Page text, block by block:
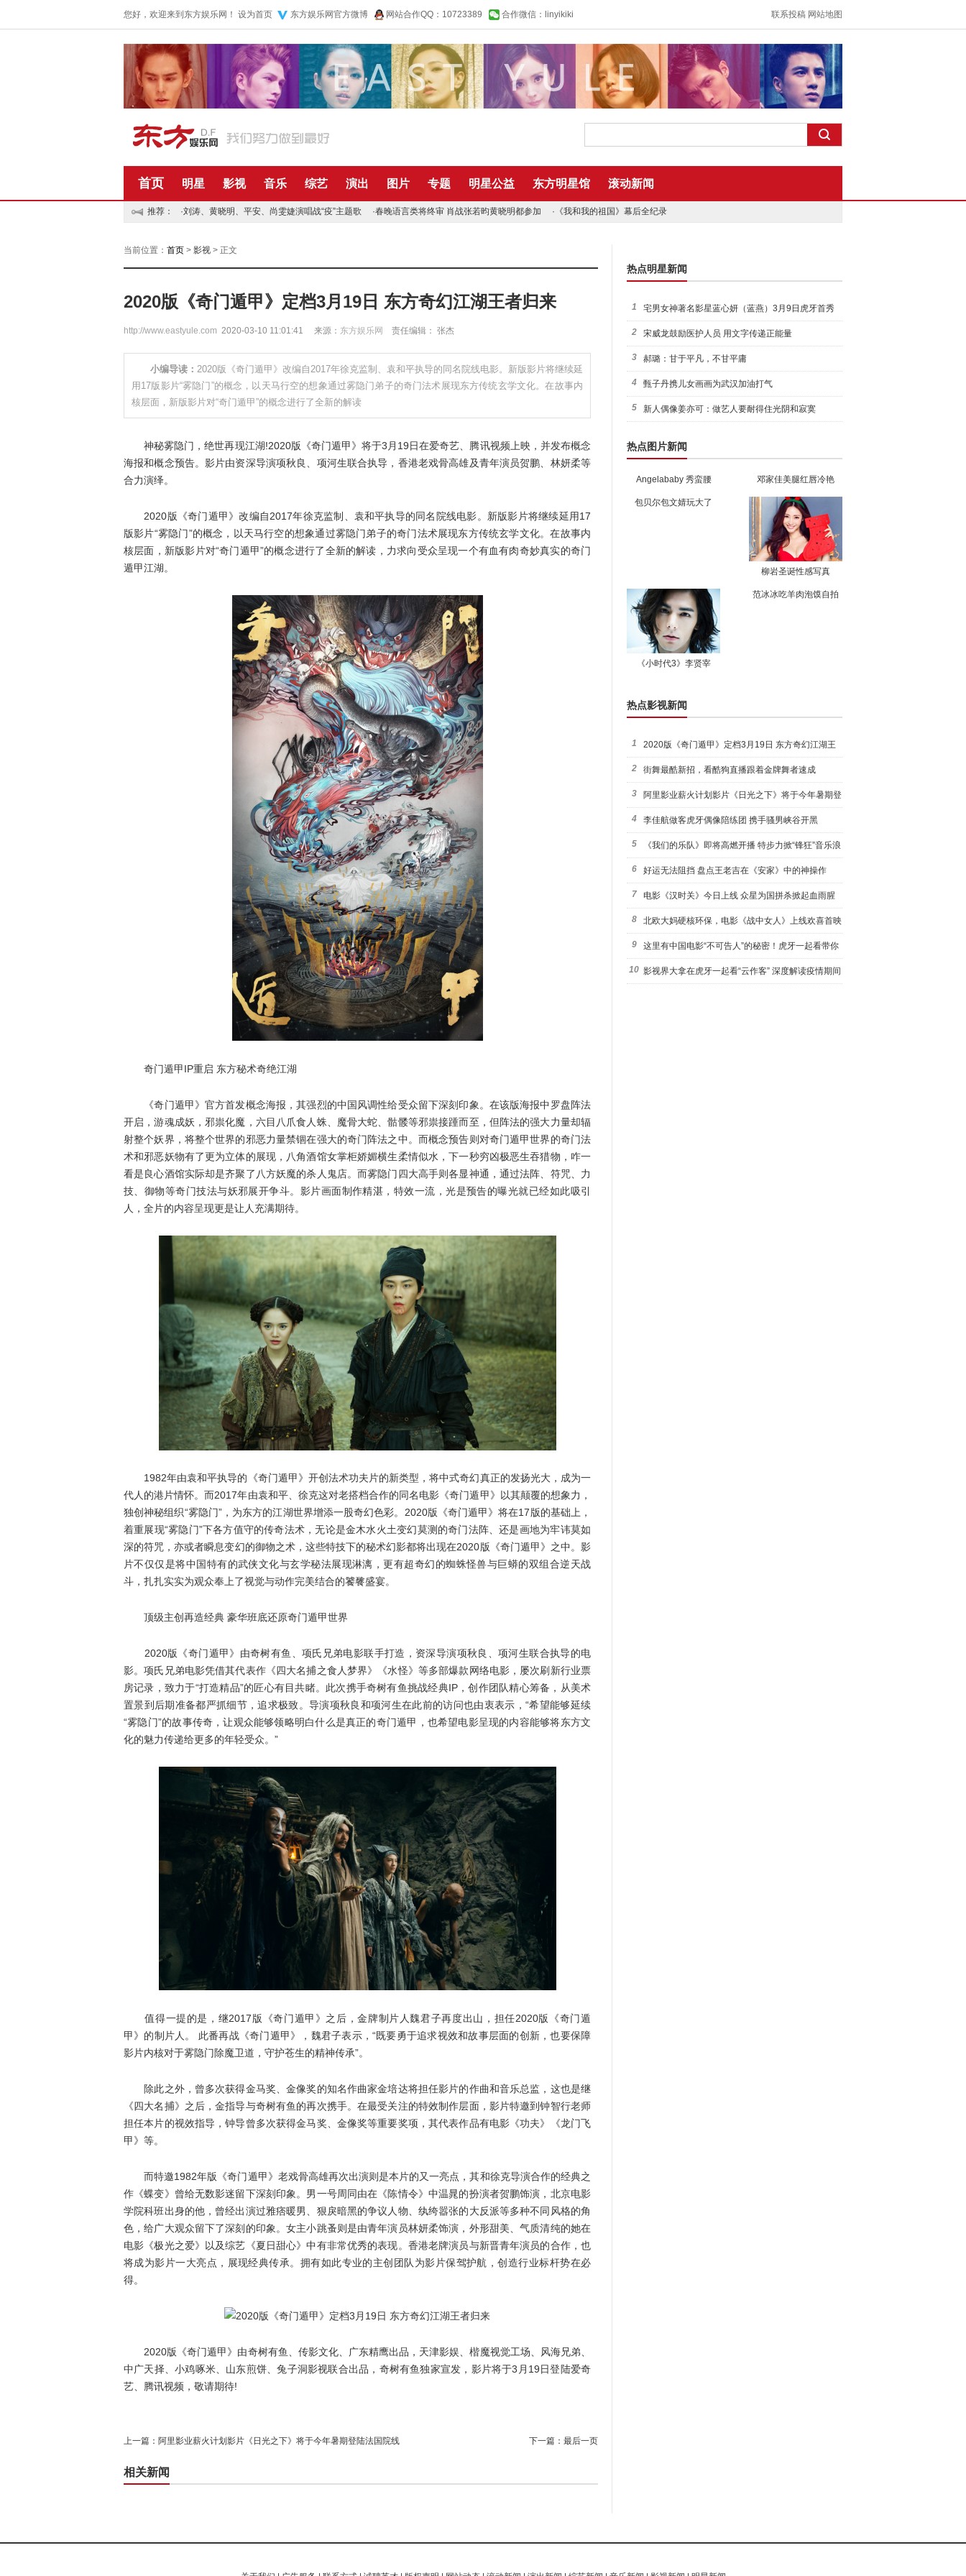
您好，欢迎来到东方娱乐网！ 设为首页 东方娱乐网官方微博 网站合作QQ：10723389 合作微信：linyikiki 联系投稿 网站地图
首页 明星 影视 音乐 综艺 演出 图片 专题 明星公益 东方明星馆 滚动新闻
推荐： ·刘涛、黄晓明、平安、尚雯婕演唱战“疫”主题歌 ·春晚语言类将终审 肖战张若昀黄晓明都参加 · 《我和我的祖国》幕后全纪录
当前位置： 首页 > 影视 > 正文
2020版《奇门遁甲》定档3月19日 东方奇幻江湖王者归来
http://www.eastyule.com 2020-03-10 11:01:41 来源： 东方娱乐网 责任编辑： 张杰
小编导读： 2020版《奇门遁甲》改编自2017年徐克监制、袁和平执导的同名院线电影。新版影片将继续延
用17版影片“雾隐门”的概念，以天马行空的想象通过雾隐门弟子的奇门法术展现东方传统玄学文化。在故事内
核层面，新版影片对“奇门遁甲”的概念进行了全新的解读
神秘雾隐门，绝世再现江湖!2020版《奇门遁甲》将于3月19日在爱奇艺、腾讯视频上映，并发布概念
海报和概念预告。影片由资深导演项秋良、项河生联合执导，香港老戏骨高雄及青年演员贺鹏、林妍柔等
合力演绎。
2020版《奇门遁甲》改编自2017年徐克监制、袁和平执导的同名院线电影。新版影片将继续延用17
版影片“雾隐门”的概念，以天马行空的想象通过雾隐门弟子的奇门法术展现东方传统玄学文化。在故事内
核层面，新版影片对“奇门遁甲”的概念进行了全新的解读，力求向受众呈现一个有血有肉奇妙真实的奇门
遁甲江湖。
奇门遁甲IP重启 东方秘术奇绝江湖
《奇门遁甲》官方首发概念海报，其强烈的中国风调性给受众留下深刻印象。在该版海报中罗盘阵法
开启，游魂成妖，邪祟化魔，六目八爪食人蛛、魔骨大蛇、骷髅等邪祟接踵而至，但阵法的强大力量却辐
射整个妖界，将整个世界的邪恶力量禁锢在强大的奇门阵法之中。而概念预告则对奇门遁甲世界的奇门法
术和邪恶妖物有了更为立体的展现，八角酒馆女掌柜娇媚横生柔情似水，下一秒穷凶极恶生吞猎物，咋一
看是良心酒馆实际却是齐聚了八方妖魔的杀人鬼店。而雾隐门四大高手则各显神通，通过法阵、符咒、力
技、御物等奇门技法与妖邪展开争斗。影片画面制作精湛，特效一流，光是预告的曝光就已经如此吸引
人，全片的内容呈现更是让人充满期待。
1982年由袁和平执导的《奇门遁甲》开创法术功夫片的新类型，将中式奇幻真正的发扬光大，成为一
代人的港片情怀。而2017年由袁和平、徐克这对老搭档合作的同名电影《奇门遁甲》以其颠覆的想象力，
独创神秘组织“雾隐门”，为东方的江湖世界增添一股奇幻色彩。2020版《奇门遁甲》将在17版的基础上，
着重展现“雾隐门”下各方值守的传奇法术，无论是金木水火土变幻莫测的奇门法阵、还是画地为牢讳莫如
深的符咒，亦或者瞬息变幻的御物之术，这些特技下的秘术幻影都将出现在2020版《奇门遁甲》之中。影
片不仅仅是将中国特有的武侠文化与玄学秘法展现淋漓，更有超奇幻的蜘蛛怪兽与巨蟒的双组合逆天战
斗，扎扎实实为观众奉上了视觉与动作完美结合的饕餮盛宴。
顶级主创再造经典 豪华班底还原奇门遁甲世界
2020版《奇门遁甲》由奇树有鱼、项氏兄弟电影联手打造，资深导演项秋良、项河生联合执导的电
影。项氏兄弟电影凭借其代表作《四大名捕之食人梦界》《水怪》等多部爆款网络电影，屡次刷新行业票
房记录，致力于“打造精品”的匠心有目共睹。此次携手奇树有鱼挑战经典IP，创作团队精心筹备，从美术
置景到后期准备都严抓细节，追求极致。导演项秋良和项河生在此前的访问也由衷表示，“希望能够延续
“雾隐门”的故事传奇，让观众能够领略明白什么是真正的奇门遁甲，也希望电影呈现的内容能够将东方文
化的魅力传递给更多的年轻受众。”
值得一提的是，继2017版《奇门遁甲》之后，金牌制片人魏君子再度出山，担任2020版《奇门遁
甲》的制片人。 此番再战《奇门遁甲》，魏君子表示，“既要勇于追求视效和故事层面的创新，也要保障
影片内核对于雾隐门除魔卫道，守护苍生的精神传承”。
除此之外，曾多次获得金马奖、金像奖的知名作曲家金培达将担任影片的作曲和音乐总监，这也是继
《四大名捕》之后，金指导与奇树有鱼的再次携手。在最受关注的特效制作层面，影片特邀到钟智行老师
担任本片的视效指导，钟导曾多次获得金马奖、金像奖等重要奖项，其代表作品有电影《功夫》《龙门飞
甲》等。
而特邀1982年版《奇门遁甲》老戏骨高雄再次出演则是本片的又一亮点，其和徐克导演合作的经典之
作《蝶变》曾给无数影迷留下深刻印象。男一号周同由在《陈情令》中温晁的扮演者贺鹏饰演，北京电影
学院科班出身的他，曾经出演过雅痞暖男、狠戾暗黑的争议人物、纨绔嚣张的大反派等多种不同风格的角
色，给广大观众留下了深刻的印象。女主小跳蚤则是由青年演员林妍柔饰演，外形甜美、气质清纯的她在
电影《极光之爱》以及综艺《夏日甜心》中有非常优秀的表现。香港老牌演员与新晋青年演员的合作，也
将成为影片一大亮点，展现经典传承。拥有如此专业的主创团队为影片保驾护航，创造行业标杆势在必
得。
2020版《奇门遁甲》由奇树有鱼、传影文化、广东精鹰出品，天津影娱、楷魔视觉工场、风海兄弟、
中广天择、小鸡啄米、山东煎饼、兔子洞影视联合出品，奇树有鱼独家宣发，影片将于3月19日登陆爱奇
艺、腾讯视频，敬请期待!
上一篇： 阿里影业薪火计划影片《日光之下》将于今年暑期登陆法国院线 下一篇： 最后一页
相关新闻
热点明星新闻
1 宅男女神著名影星蓝心妍（蓝燕）3月9日虎牙首秀
2 宋威龙鼓励医护人员 用文字传递正能量
3 郝璐：甘于平凡，不甘平庸
4 甄子丹携儿女画画为武汉加油打气
5 新人偶像姜亦可：做艺人要耐得住光阴和寂寞
热点图片新闻
Angelababy 秀蛮腰 邓家佳美腿红唇冷艳
包贝尔包文婧玩大了
柳岩圣诞性感写真
《小时代3》李贤宰
范冰冰吃羊肉泡馍自拍
热点影视新闻
1 2020版《奇门遁甲》定档3月19日 东方奇幻江湖王
者归来
2 街舞最酷新招，看酷狗直播跟着金牌舞者速成
3 阿里影业薪火计划影片《日光之下》将于今年暑期登
陆法国院
4 李佳航做客虎牙偶像陪练团 携手骚男峡谷开黑
5 《我们的乐队》即将高燃开播 特步力掀“锋狂”音乐浪
潮
6 好运无法阻挡 盘点王老吉在《安家》中的神操作
7 电影《汉时关》今日上线 众星为国拼杀掀起血雨腥
风
8 北欧大妈硬核环保，电影《战中女人》上线欢喜首映
APP全网
9 这里有中国电影“不可告人”的秘密！虎牙一起看带你
揭秘5
10 影视界大拿在虎牙一起看“云作客” 深度解读疫情期间